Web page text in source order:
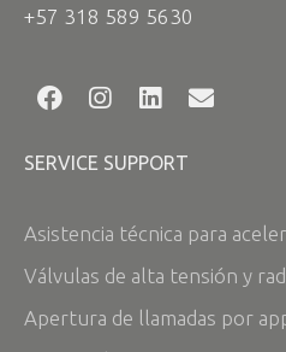
+57 318 589 5630
SERVICE SUPPORT
Asistencia técnica para
Válvulas de alta tensión y
Apertura de llamadas por